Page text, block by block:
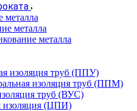
металла
металла
металла
изоляция труб (ППУ)
изоляция труб (ППМ)
труб (ВУС)
изоляция (ЦПИ)